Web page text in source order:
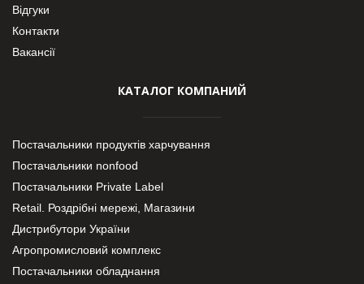
Відгуки
Контакти
Вакансії
КАТАЛОГ КОМПАНИЙ
Постачальники продуктів харчування
Постачальники nonfood
Постачальники Private Label
Retail. Роздрібні мережі, Магазини
Дистрибутори України
Агропромисловий комплекс
Постачальники обладнання